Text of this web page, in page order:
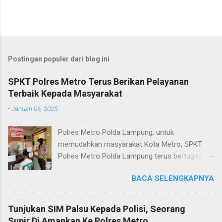
Postingan populer dari blog ini
SPKT Polres Metro Terus Berikan Pelayanan
Terbaik Kepada Masyarakat
-Januari 06, 2025
Polres Metro Polda Lampung, untuk
memudahkan masyarakat Kota Metro, SPKT
Polres Metro Polda Lampung terus bertugas
terkait layanan pengaduan, pelayanan SKCK dan
pelayanan Identifikasi sidik jari secara terpadu
kepada masyarakat. Senin (06/01/2025) Dalam
mewujudkan pelayanan prima kepolisian, SPKT
BACA SELENGKAPNYA
Tunjukan SIM Palsu Kepada Polisi, Seorang